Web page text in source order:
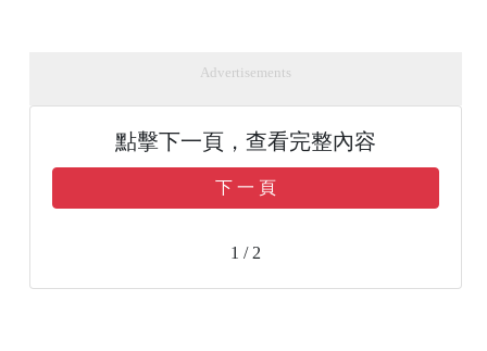
Advertisements
點擊下一頁，查看完整內容
下 一 頁
1 / 2